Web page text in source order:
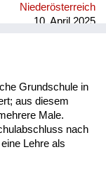
Niederösterreich
10. April 2025
Grundschule in
aus diesem
Male.
nach
Lehre als